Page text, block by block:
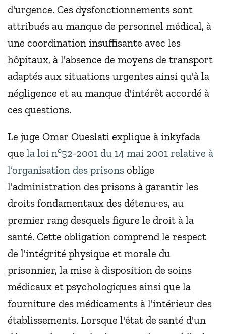
d'urgence. Ces dysfonctionnements sont
attribués au manque de personnel médical, à
une coordination insuffisante avec les
hôpitaux, à l'absence de moyens de transport
adaptés aux situations urgentes ainsi qu'à la
négligence et au manque d'intérêt accordé à
ces questions.
Le juge Omar Oueslati explique à inkyfada
que la loi n°52-2001 du 14 mai 2001 relative à
l’organisation des prisons oblige
l'administration des prisons à garantir les
droits fondamentaux des détenu·es, au
premier rang desquels figure le droit à la
santé. Cette obligation comprend le respect
de l'intégrité physique et morale du
prisonnier, la mise à disposition de soins
médicaux et psychologiques ainsi que la
fourniture des médicaments à l'intérieur des
établissements. Lorsque l'état de santé d'un